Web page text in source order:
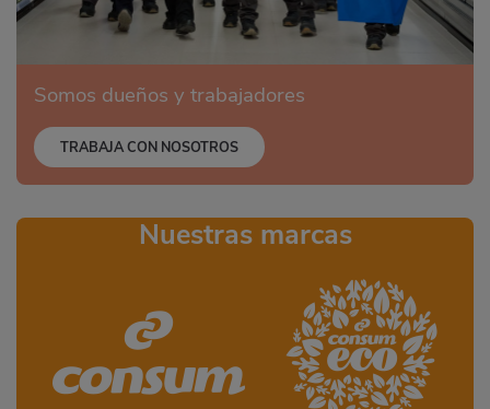
Somos dueños y trabajadores
TRABAJA CON NOSOTROS
Nuestras marcas